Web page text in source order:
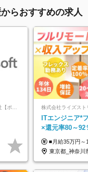
らおすすめの求人
日本マイクロソフト株式会社【ポジションマッチ登録】 株式会社ライズスト
ITエンジニア*
×還元率80～92
迎*年休134日*
定着率100%
■月給35万円～130万円＋賞与年2回＋各種手当 ※システムエンジニアの経験をお持ちの方は月給41万円以上＋賞与年2回（108万円～）＋手当 ■単価（年収）アップのチャンスは最大年12回 ※残業代は1分単位で100％全額支給。サービス残業
東京都_神奈川県_埼玉県_千葉県_大阪府_愛知県_北海道_青森県_岩手県_宮城県_秋田県_山形県_福島県_茨城県_栃木県_群馬県_新潟県_山梨県_長野県_富山県_石川県_福井県_静岡県_岐阜県_三重県_兵庫県_京都府_滋賀県_奈良県_和歌山県_広島県_岡山県_鳥取県_島根県_山口県_